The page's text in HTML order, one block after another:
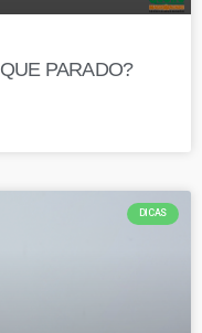
PARADO?
DICAS